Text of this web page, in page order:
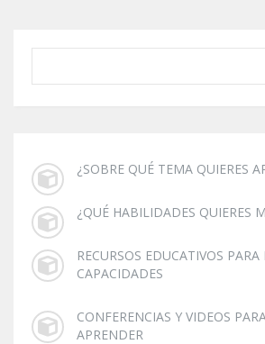
¿SOBRE QUÉ TEMA QUIERES
¿QUÉ HABILIDADES QUIERES
RECURSOS EDUCATIVOS PARA
CAPACIDADES
CONFERENCIAS Y VIDEOS
APRENDER